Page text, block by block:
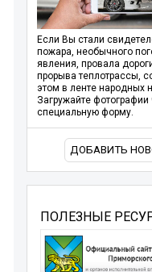
Если Вы стали
пожара, необычного
явления, провала
прорыва теплотрассы,
этом в ленте народных
Загружайте фотографии
специальную форму.
ДОБАВИТЬ
ПОЛЕЗНЫЕ